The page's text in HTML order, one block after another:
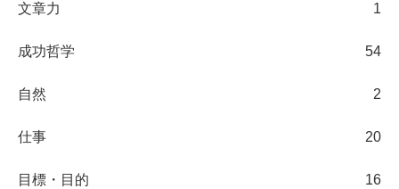
文章力 1
成功哲学 54
自然 2
仕事 20
目標・目的 16